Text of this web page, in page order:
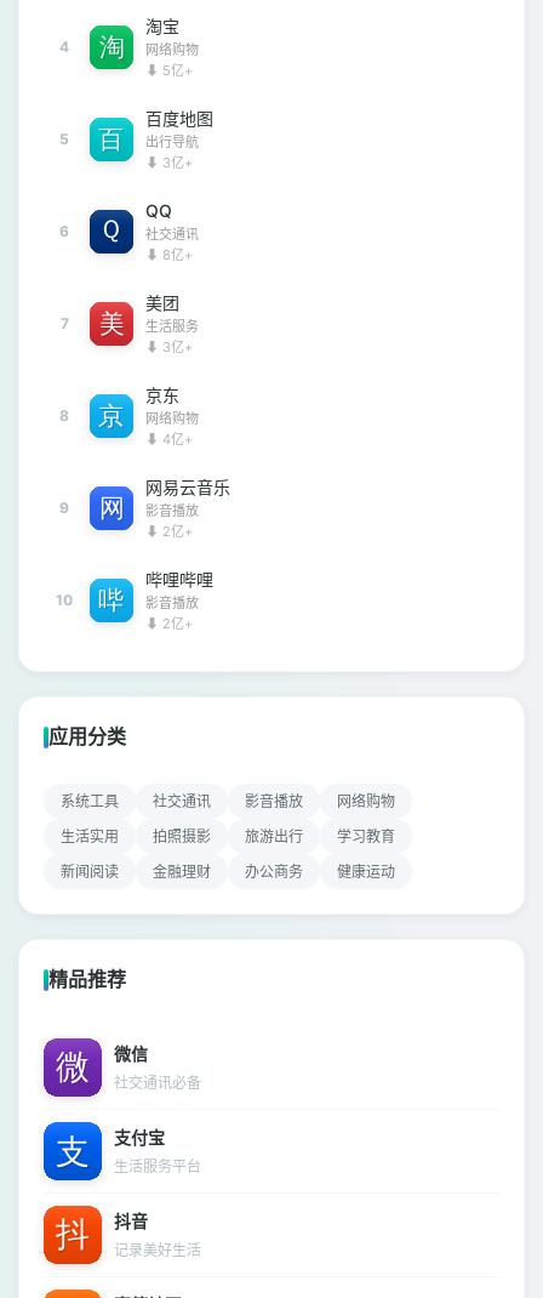
4
淘宝
网络购物
⬇ 5亿+
5
百度地图
出行导航
⬇ 3亿+
6
QQ
社交通讯
⬇ 8亿+
7
美团
生活服务
⬇ 3亿+
8
京东
网络购物
⬇ 4亿+
9
网易云音乐
影音播放
⬇ 2亿+
10
哔哩哔哩
影音播放
⬇ 2亿+
应用分类
系统工具 社交通讯 影音播放
网络购物
生活实用
拍照摄影 旅游出行
学习教育
新闻阅读
金融理财 办公商务 健康运动
精品推荐
微信
社交通讯必备
支付宝
生活服务平台
抖音
记录美好生活